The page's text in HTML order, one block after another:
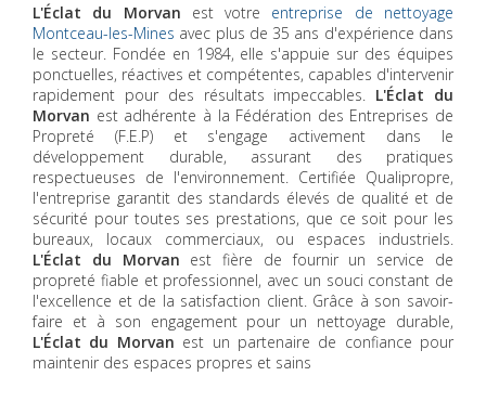
L'Éclat du Morvan est votre entreprise de nettoyage
Montceau-les-Mines avec plus de 35 ans d'expérience dans
le secteur. Fondée en 1984, elle s'appuie sur des équipes
ponctuelles, réactives et compétentes, capables d'intervenir
rapidement pour des résultats impeccables. L'Éclat du
Morvan est adhérente à la Fédération des Entreprises de
Propreté (F.E.P) et s'engage activement dans le
développement durable, assurant des pratiques
respectueuses de l'environnement. Certifiée Qualipropre,
l'entreprise garantit des standards élevés de qualité et de
sécurité pour toutes ses prestations, que ce soit pour les
bureaux, locaux commerciaux, ou espaces industriels.
L'Éclat du Morvan est fière de fournir un service de
propreté fiable et professionnel, avec un souci constant de
l'excellence et de la satisfaction client. Grâce à son savoir-
faire et à son engagement pour un nettoyage durable,
L'Éclat du Morvan est un partenaire de confiance pour
maintenir des espaces propres et sains